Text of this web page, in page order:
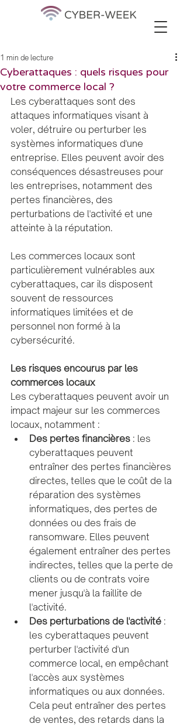
Cyberattaques : quels risques pour
votre commerce local ?
1 min de lecture
Les cyberattaques sont des
attaques informatiques visant à
voler, détruire ou perturber les
systèmes informatiques d'une
entreprise. Elles peuvent avoir des
conséquences désastreuses pour
les entreprises, notamment des
pertes financières, des
perturbations de l'activité et une
atteinte à la réputation.
Les commerces locaux sont
particulièrement vulnérables aux
cyberattaques, car ils disposent
souvent de ressources
informatiques limitées et de
personnel non formé à la
cybersécurité.
Les risques encourus par les
commerces locaux
Les cyberattaques peuvent avoir un
impact majeur sur les commerces
locaux, notamment :
Des pertes financières : les
cyberattaques peuvent
entraîner des pertes financières
directes, telles que le coût de la
réparation des systèmes
informatiques, des pertes de
données ou des frais de
ransomware. Elles peuvent
également entraîner des pertes
indirectes, telles que la perte de
clients ou de contrats voire
mener jusqu'à la faillite de
l'activité.
Des perturbations de l'activité :
les cyberattaques peuvent
perturber l'activité d'un
commerce local, en empêchant
l'accès aux systèmes
informatiques ou aux données.
Cela peut entraîner des pertes
de ventes, des retards dans la